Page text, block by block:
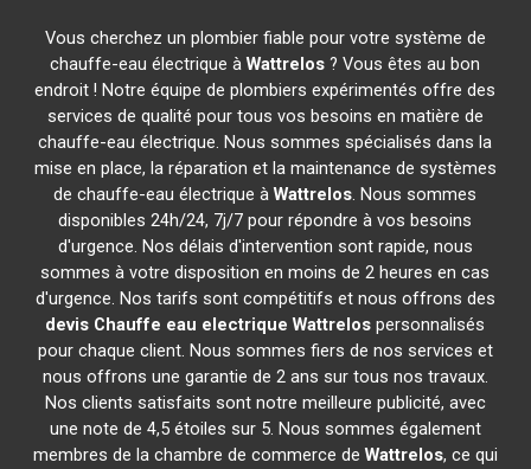
Vous cherchez un plombier fiable pour votre système de
chauffe-eau électrique àWattrelos ? Vous êtes au bon
endroit ! Notre équipe de plombiers expérimentés offre des
services de qualité pour tous vos besoins en matière de
chauffe-eau électrique. Nous sommes spécialisés dans la
mise en place, la réparation et la maintenance de systèmes
de chauffe-eau électrique àWattrelos. Nous sommes
disponibles 24h/24, 7j/7 pour répondre à vos besoins
d'urgence. Nos délais d'intervention sont rapide, nous
sommes à votre disposition en moins de 2 heures en cas
d'urgence. Nos tarifs sont compétitifs et nous offrons des
devis Chauffe eau electrique Wattrelos personnalisés
pour chaque client. Nous sommes fiers de nos services et
nous offrons une garantie de 2 ans sur tous nos travaux.
Nos clients satisfaits sont notre meilleure publicité, avec
une note de 4,5 étoiles sur 5. Nous sommes également
membres de la chambre de commerce de Wattrelos, ce qui